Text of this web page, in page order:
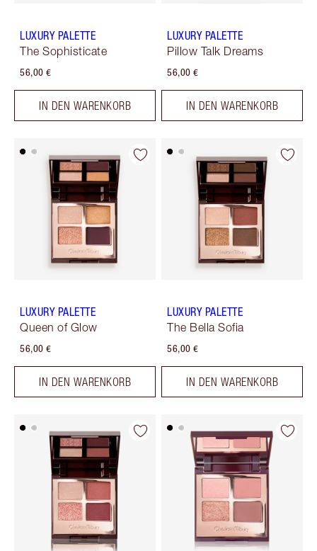
LUXURY PALETTE
The Sophisticate
56,00 €
IN DEN WARENKORB
LUXURY PALETTE
Pillow Talk Dreams
56,00 €
IN DEN WARENKORB
LUXURY PALETTE
Queen of Glow
56,00 €
IN DEN WARENKORB
LUXURY PALETTE
The Bella Sofia
56,00 €
IN DEN WARENKORB